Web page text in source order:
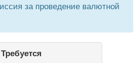
за проведение валютной
Требуется